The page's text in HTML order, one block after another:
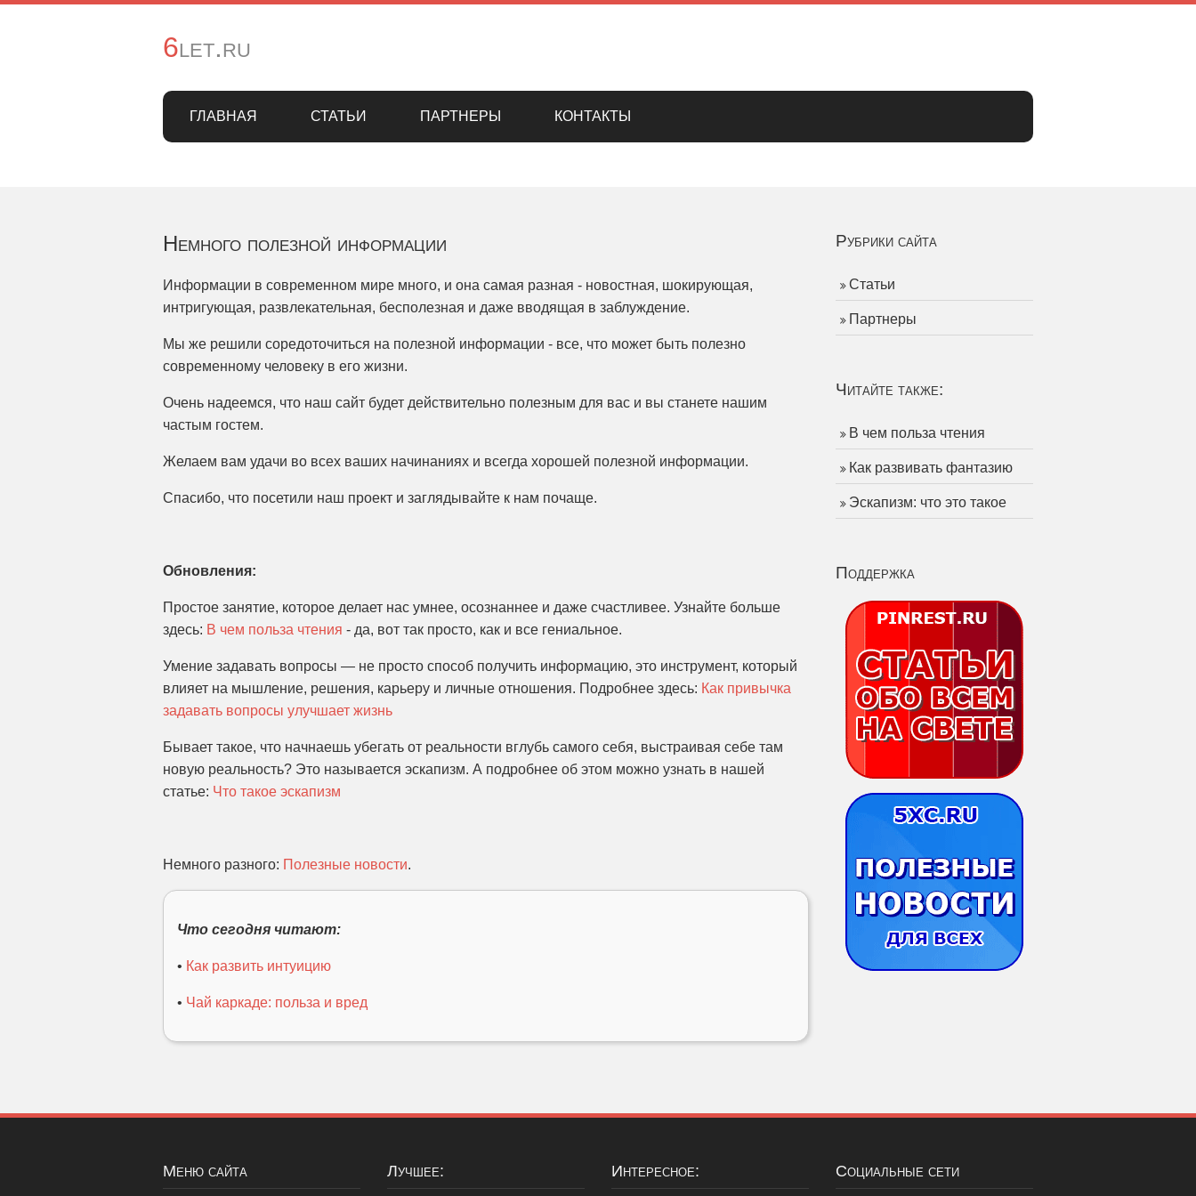
6let.ru
ГЛАВНАЯ СТАТЬИ ПАРТНЕРЫ КОНТАКТЫ
Немного полезной информации
Информации в современном мире много, и она самая разная - новостная, шокирующая,
интригующая, развлекательная, бесполезная и даже вводящая в заблуждение.
Мы же решили соредоточиться на полезной информации - все, что может быть полезно
современному человеку в его жизни.
Очень надеемся, что наш сайт будет действительно полезным для вас и вы станете нашим
частым гостем.
Желаем вам удачи во всех ваших начинаниях и всегда хорошей полезной информации.
Спасибо, что посетили наш проект и заглядывайте к нам почаще.
Обновления:
Простое занятие, которое делает нас умнее, осознаннее и даже счастливее. Узнайте больше
здесь: В чем польза чтения - да, вот так просто, как и все гениальное.
Умение задавать вопросы — не просто способ получить информацию, это инструмент, который
влияет на мышление, решения, карьеру и личные отношения. Подробнее здесь: Как привычка
задавать вопросы улучшает жизнь
Бывает такое, что начнаешь убегать от реальности вглубь самого себя, выстраивая себе там
новую реальность? Это называется эскапизм. А подробнее об этом можно узнать в нашей
статье: Что такое эскапизм
Немного разного: Полезные новости.
Что сегодня читают:
• Как развить интуицию
• Чай каркаде: польза и вред
Рубрики сайта
Статьи
Партнеры
Читайте также:
В чем польза чтения
Как развивать фантазию
Эскапизм: что это такое
Поддержка
Меню сайта Лучшее: Интересное: Социальные сети